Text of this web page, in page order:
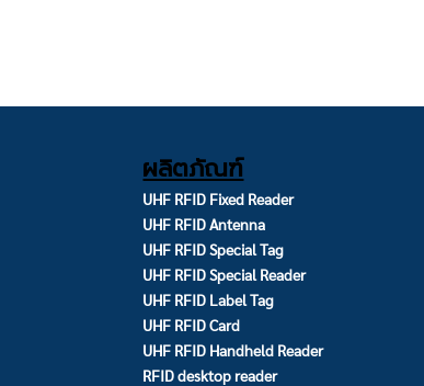
ผลิตภัณฑ์
UHF RFID Fixed Reader
UHF RFID Antenna
UHF RFID Special Tag
UHF RFID Special Reader
UHF RFID Label Tag
UHF RFID Card
UHF RFID Handheld Reader
RFID desktop reader